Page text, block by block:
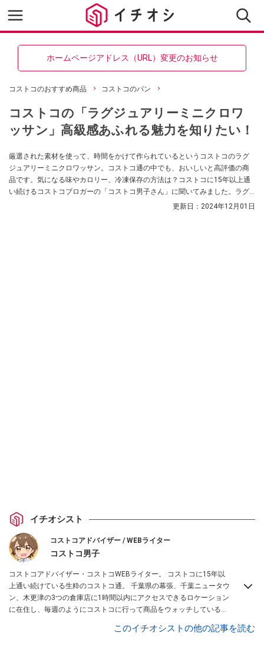
ホームページアドレス（URL）変更のお知らせ
コストコのおすすめ商品 コストコのパン
コストコの「ラグジュアリーミニクロワ
ッサン」高級感あふれる魅力を知りたい！
厳選された素材を使って、時間をかけて作られているというコストコのラグ
ジュアリーミニクロワッサン。コストコ通の中でも、おいしいと高評価の商
品です。気になる味やカロリー、冷凍保存の方法は？コストコに15年以上通
い続けるコストコブロガーの「コストコ男子さん」に聞いてみました。ラグ
更新日： 2024年12月01日
イチオシスト
コストコアドバイザー / WEBライター
コストコ男子
コストコアドバイザー・コストコWEBライター。 コストコに15年以
上通い続けている生粋のコストコ通。 千葉県の幕張、千葉ニュータウ
ン、木更津の3つの倉庫店に1時間以内にアクセスできるロケーション
に在住し、毎週のようにコストコに行って商品をウォッチしている。
レビューや裏技、コストコの楽しみ方を発信中。このイチオシストの他の記事を読む